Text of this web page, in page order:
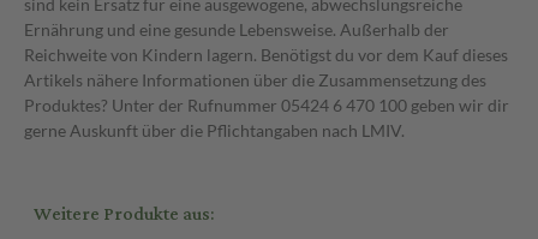
sind kein Ersatz für eine ausgewogene, abwechslungsreiche
Ernährung und eine gesunde Lebensweise. Außerhalb der
Reichweite von Kindern lagern. Benötigst du vor dem Kauf dieses
Artikels nähere Informationen über die Zusammensetzung des
Produktes? Unter der Rufnummer 05424 6 470 100 geben wir dir
gerne Auskunft über die Pflichtangaben nach LMIV.
Weitere Produkte aus: